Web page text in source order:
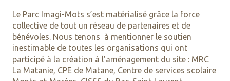
Le Parc Imagi-Mots s’est matérialisé grâce la force
collective de tout un réseau de partenaires et de
bénévoles. Nous tenons à mentionner le soutien
inestimable de toutes les organisations qui ont
participé à la création à l’aménagement du site : MRC
La Matanie, CPE de Matane, Centre de services scolaire